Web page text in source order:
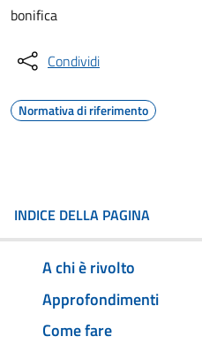
bonifica
Condividi
Normativa di riferimento
INDICE DELLA PAGINA
A chi è rivolto
Approfondimenti
Come fare